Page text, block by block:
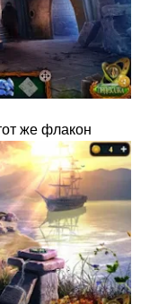
же флакон